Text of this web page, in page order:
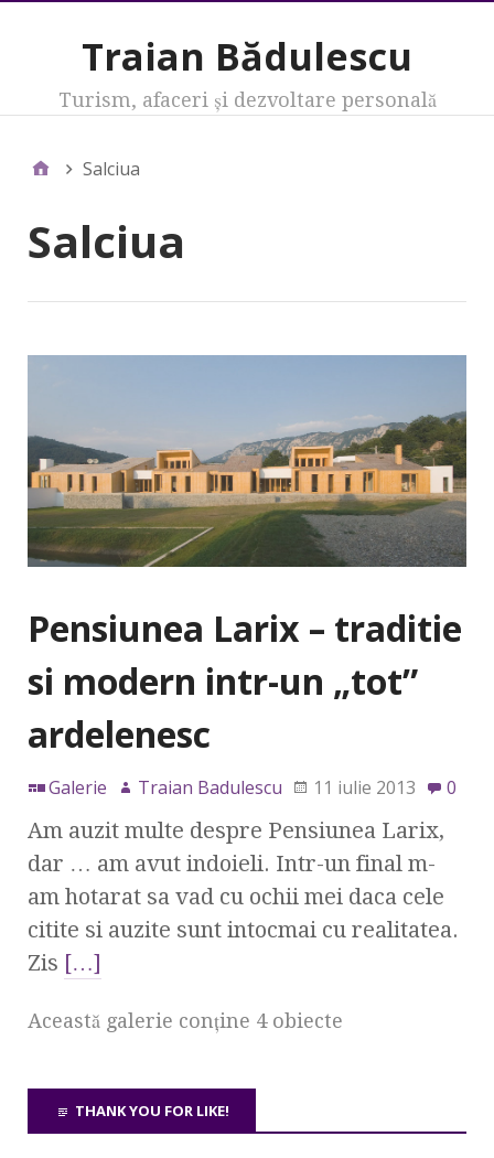
Traian Bădulescu
Turism, afaceri şi dezvoltare personală
Salciua
Salciua
Pensiunea Larix – traditie
si modern intr-un „tot”
ardelenesc
Galerie Traian Badulescu 11 iulie 2013 0
Am auzit multe despre Pensiunea Larix,
dar … am avut indoieli. Intr-un final m-
am hotarat sa vad cu ochii mei daca cele
citite si auzite sunt intocmai cu realitatea.
Zis […]
Această galerie conţine 4 obiecte
THANK YOU FOR LIKE!